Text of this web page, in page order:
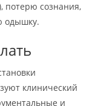
потерю сознания,
одышку.
клинический
и